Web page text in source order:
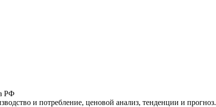
РФ
и потребление, ценовой анализ, тенденции и прогноз.